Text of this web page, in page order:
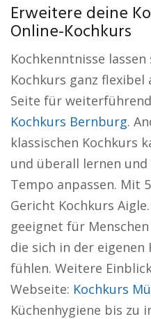
Erweitere deine
Online-Kochkurs
Kochkenntnisse
Kochkurs ganz flexibel
Seite für
Kochkurs Bernburg.
klassischen Kochkurs
und überall lernen und
Tempo anpassen. Mit
Gericht Kochkurs
geeignet für
die sich in der eigenen
fühlen. Weitere
Webseite: Kochkurs
Küchenhygiene bis zu